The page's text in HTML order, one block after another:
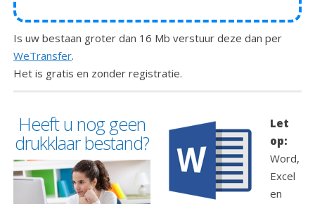
Is uw bestaan groter dan 16 Mb verstuur deze dan per
WeTransfer.
Het is gratis en zonder registratie.
Heeft u nog geen
drukklaar bestand?
Let
op:
Word,
Excel
en